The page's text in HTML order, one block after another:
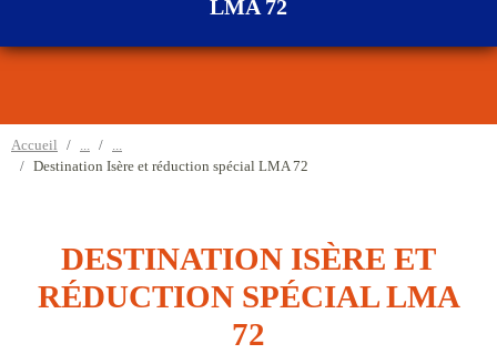
LMA 72
Accueil
Destination Isère et réduction spécial LMA 72
DESTINATION ISÈRE ET
RÉDUCTION SPÉCIAL LMA
72